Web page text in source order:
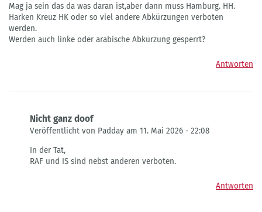
Mag ja sein das da was daran ist,aber dann muss Hamburg. HH.
Harken Kreuz HK oder so viel andere Abkürzungen verboten
werden.
Werden auch linke oder arabische Abkürzung gesperrt?
Antworten
Nicht ganz doof
Veröffentlicht von Padday am 11. Mai 2026 - 22:08
auf
Sind
In der Tat,
RAF und IS sind nebst anderen verboten.
Antworten